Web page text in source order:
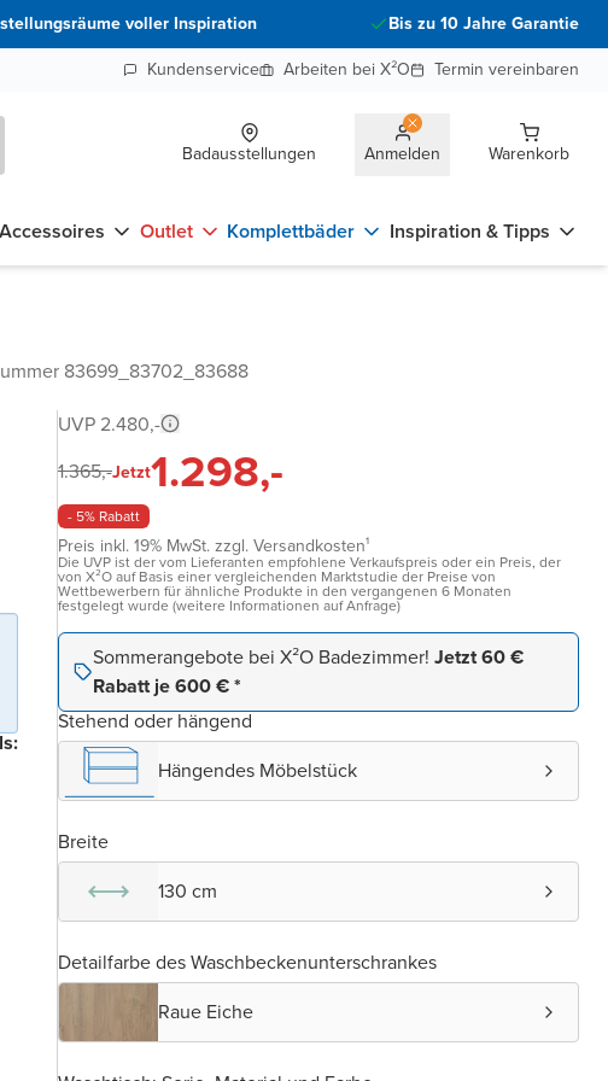
voller Inspiration
Bis zu 10 Jahre Garantie
Kundenservice
Arbeiten bei X²O Termin vereinbaren
Badausstellungen Anmelden Warenkorb
Accessoires Outlet Komplettbäder Inspiration & Tipps
83699_83702_83688
UVP 2.480,-
1.365,-Jetzt1.298,-
- 5% Rabatt
Preis inkl. 19% MwSt. zzgl. Versandkosten¹
Die UVP ist der vom Lieferanten empfohlene Verkaufspreis oder ein Preis, der
von X²O auf Basis einer vergleichenden Marktstudie der Preise von
Wettbewerbern für ähnliche Produkte in den vergangenen 6 Monaten
festgelegt wurde (weitere Informationen auf Anfrage)
Sommerangebote bei X²O Badezimmer! Jetzt 60 €
Rabatt je 600 € *
Stehend oder hängend
Hängendes Möbelstück
Breite
130 cm
Detailfarbe des Waschbeckenunterschrankes
Raue Eiche